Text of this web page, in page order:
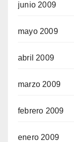
junio 2009
mayo 2009
abril 2009
marzo 2009
febrero 2009
enero 2009